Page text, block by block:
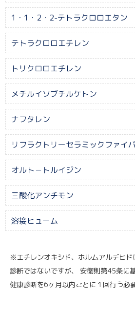
1・1・2・2-テトラクロロエタン
テトラクロロエチレン
トリクロロエチレン
メチルイソブチルケトン
ナフタレン
リフラクトリーセラミックファイ
オルト－トルイジン
三酸化アンチモン
溶接ヒューム
※エチレンオキシド、ホルムアルデヒド
診断ではないですが、 安衛則第45条に
健康診断を6ヶ月以内ごとに１回行う必